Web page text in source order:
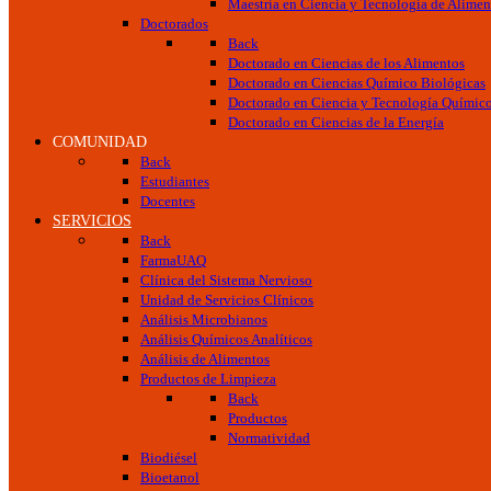
Maestría en Ciencia y Tecnología de
Doctorados
Back
Doctorado en Ciencias de los Alimentos
Doctorado en Ciencias Químico Biológicas
Doctorado en Ciencia y Tecnología
Doctorado en Ciencias de la Energía
COMUNIDAD
Back
Estudiantes
Docentes
SERVICIOS
Back
FarmaUAQ
Clínica del Sistema Nervioso
Unidad de Servicios Clínicos
Análisis Microbianos
Análisis Químicos Analíticos
Análisis de Alimentos
Productos de Limpieza
Back
Productos
Normatividad
Biodiésel
Bioetanol